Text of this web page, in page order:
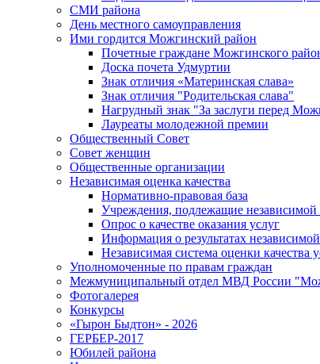
СМИ района
День местного самоуправления
Ими гордится Можгинский район
Почетные граждане Можгинского
Доска почета Удмуртии
Знак отличия «Материнская слава»
Знак отличия "Родительская слава"
Нагрудный знак "За заслуги перед
Лауреаты молодежной премии
Общественный Совет
Совет женщин
Общественные организации
Независимая оценка качества
Нормативно-правовая база
Учреждения, подлежащие независимой
Опрос о качестве оказания услуг
Информация о результатах
Независимая система оценки качества
Уполномоченные по правам граждан
Межмуниципальный отдел МВД России
Фотогалерея
Конкурсы
«Гырон Быдтон» - 2026
ГЕРБЕР-2017
Юбилей района